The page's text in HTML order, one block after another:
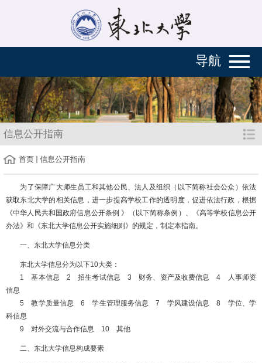
导航
信息公开指南
首页 信息公开指南
为了保障广大师生员工和其他公民、法人及组织（以下简称社会公众）依法
获取东北大学的相关信息，进一步提高学校工作的透明度，促进依法行政，根据
《中华人民共和国政府信息公开条例 》（以下简称条例）、《高等学校信息公开
办法》和《东北大学信息公开实施细则》的规定，制定本指南。
一、东北大学信息分类
东北大学信息分为以下10大类：
1 基本信息 2 招生考试信息 3 财务、资产及收费信息 4 人事师资
信息
5 教学质量信息 6 学生管理服务信息 7 学风建设信息 8 学位、学
科信息
9 对外交流与合作信息 10 其他
二、东北大学信息构成要素